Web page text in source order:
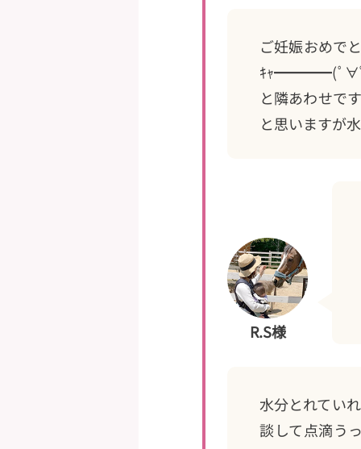
ご妊娠おめで
ｷｬ━━━━(ﾟ∀ﾟ
と隣あわせで
と思いますが
R.S様
水分とれてい
談して点滴う